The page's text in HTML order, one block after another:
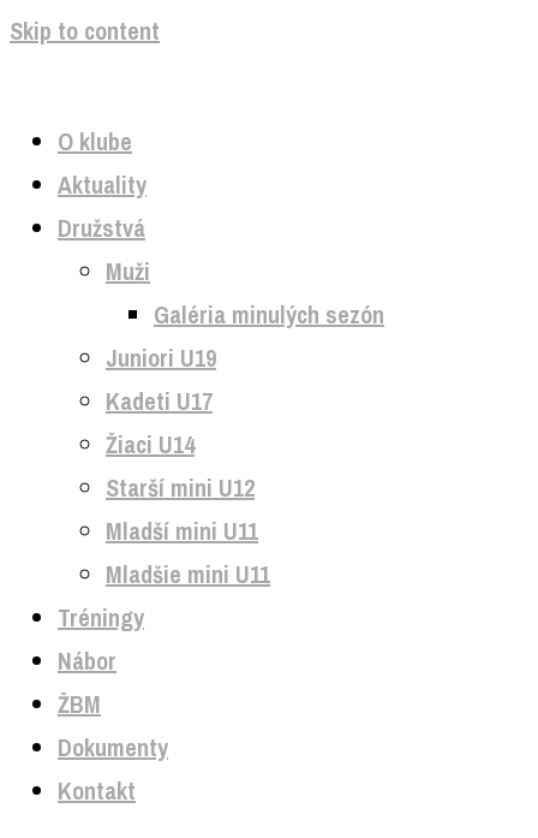
Skip to content
O klube
Aktuality
Družstvá
Muži
Galéria minulých sezón
Juniori U19
Kadeti U17
Žiaci U14
Starší mini U12
Mladší mini U11
Mladšie mini U11
Tréningy
Nábor
ŽBM
Dokumenty
Kontakt